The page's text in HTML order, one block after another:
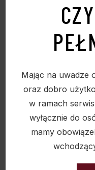
Mając na uwadze
oraz dobro
w ramach
wyłącznie do
mamy